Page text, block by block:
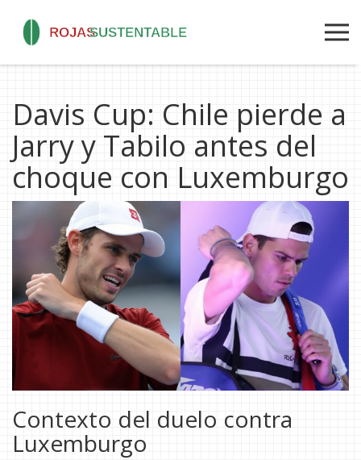
Davis Cup: Chile pierde a
Jarry y Tabilo antes del
choque con Luxemburgo
Contexto del duelo contra
Luxemburgo